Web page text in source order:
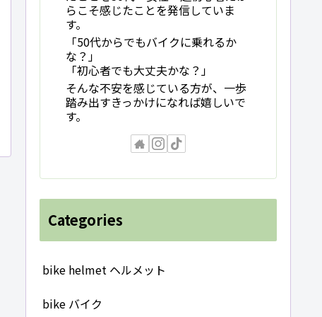
らこそ感じたことを発信していま
す。
「50代からでもバイクに乗れるか
な？」
「初心者でも大丈夫かな？」
そんな不安を感じている方が、一歩
踏み出すきっかけになれば嬉しいで
す。
Categories
bike helmet ヘルメット
bike バイク